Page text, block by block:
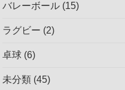
バレーボール (15)
ラグビー (2)
卓球 (6)
未分類 (45)